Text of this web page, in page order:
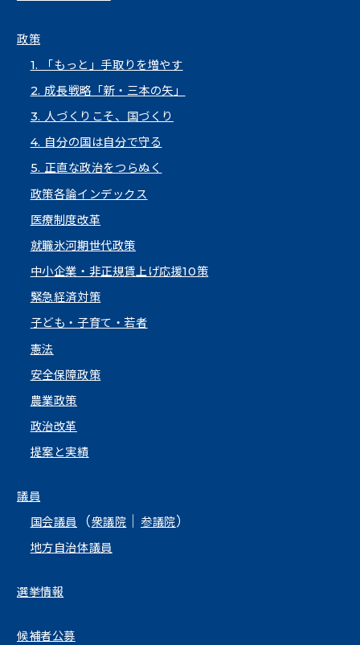
政策
1. 「もっと」手取りを増やす
2. 成長戦略「新・三本の矢」
3. 人づくりこそ、国づくり
4. 自分の国は自分で守る
5. 正直な政治をつらぬく
政策各論インデックス
医療制度改革
就職氷河期世代政策
中小企業・非正規賃上げ応援10策
緊急経済対策
子ども・子育て・若者
憲法
安全保障政策
農業政策
政治改革
提案と実績
議員
国会議員
（衆議院 ｜参議院）
地方自治体議員
選挙情報
候補者公募